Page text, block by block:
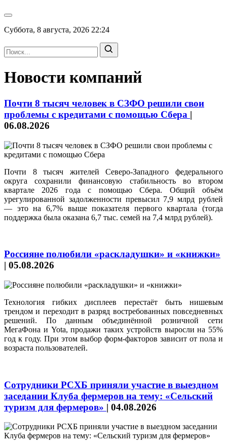
Суббота, 8 августа, 2026 22:24
Новости компаний
Почти 8 тысяч человек в СЗФО решили свои
проблемы с кредитами с помощью Сбера |
06.08.2026
Почти 8 тысяч жителей Северо-Западного федерального
округа сохранили финансовую стабильность во втором
квартале 2026 года с помощью Сбера. Общий объём
урегулированной задолженности превысил 7,9 млрд рублей
— это на 6,7% выше показателя первого квартала (тогда
поддержка была оказана 6,7 тыс. семей на 7,4 млрд рублей).
Россияне полюбили «раскладушки» и «книжки»
| 05.08.2026
Технология гибких дисплеев перестаёт быть нишевым
трендом и переходит в разряд востребованных повседневных
решений. По данным объединённой розничной сети
МегаФона и Yota, продажи таких устройств выросли на 55%
год к году. При этом выбор форм‑факторов зависит от пола и
возраста пользователей.
Сотрудники РСХБ приняли участие в выездном
заседании Клуба фермеров на тему: «Сельский
туризм для фермеров» | 04.08.2026